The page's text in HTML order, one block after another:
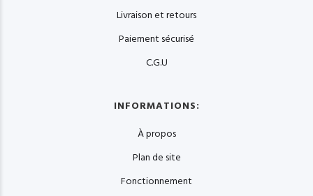
Livraison et retours
Paiement sécurisé
C.G.U
INFORMATIONS:
À propos
Plan de site
Fonctionnement